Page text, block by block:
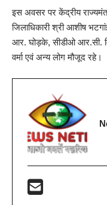
इस अवसर पर केंद्रीय
जिलाधिकारी श्री आशीष
आर. घोड़के, सीडीओ आर.सी.
वर्मा एवं अन्य लोग मौजूद रहे।